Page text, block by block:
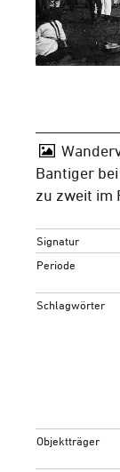
Bantiger
zu zweit im
Signatur
Periode
Schlagwörter
Objektträger